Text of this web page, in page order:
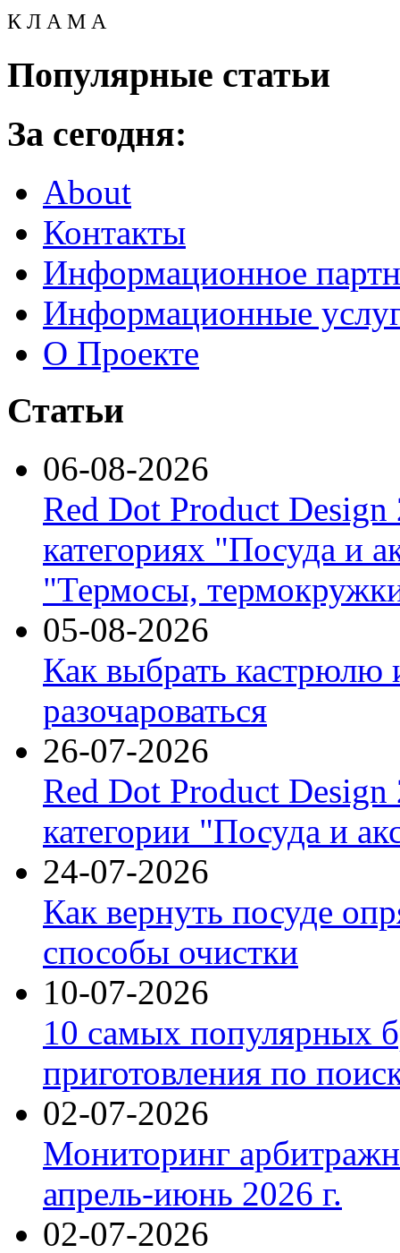
К Л А М А
Популярные статьи
За сегодня:
About
Контакты
Информационное
Информационные
О Проекте
Статьи
06-08-2026
Red Dot Product Design
категориях "Посуда и
"Термосы,
05-08-2026
Как выбрать кастрюлю
разочароваться
26-07-2026
Red Dot Product Design
категории "Посуда и
24-07-2026
Как вернуть посуде
способы очистки
10-07-2026
10 самых популярных
приготовления по
02-07-2026
Мониторинг
апрель-июнь 2026 г.
02-07-2026